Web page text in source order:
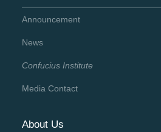
Announcement
News
Confucius Institute
Media Contact
About Us